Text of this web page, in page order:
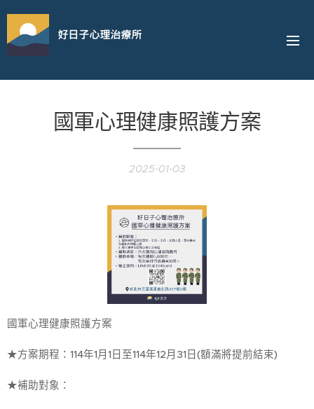
好日子心理治療所
國軍心理健康照護方案
2025-01-03
國軍心理健康照護方案
★方案期程：114年1月1日至114年12月31日(額滿將提前結束)
★補助對象：